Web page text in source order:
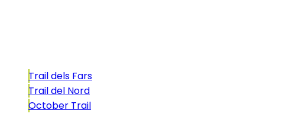
Trail dels Fars
Trail del Nord
October Trail